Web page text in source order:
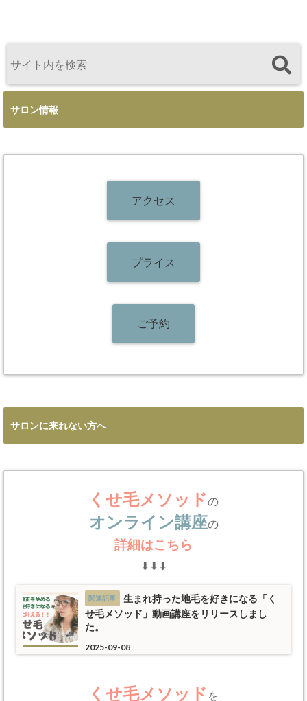
サロン情報
アクセス
プライス
ご予約
サロンに来れない方へ
くせ毛メソッドの
オンライン講座の
詳細はこちら
⬇︎⬇︎⬇︎
生まれ持った地毛を好きになる「く
せ毛メソッド」動画講座をリリースしまし
た。
2025-09-08
くせ毛メソッド を